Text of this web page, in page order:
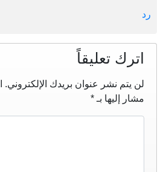
رد
اترك تعليقاً
لن يتم نشر عنوان بريدك الإلكتروني.
مشار إليها بـ *